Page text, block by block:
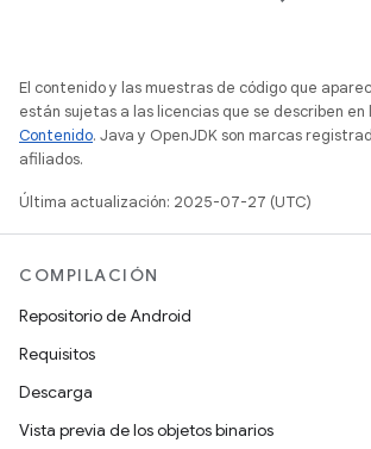
El contenido y las muestras de código que
están sujetas a las licencias que se describen en
Contenido. Java y OpenJDK son marcas
afiliados.
Última actualización: 2025-07-27 (UTC)
COMPILACIÓN
Repositorio de Android
Requisitos
Descarga
Vista previa de los objetos binarios